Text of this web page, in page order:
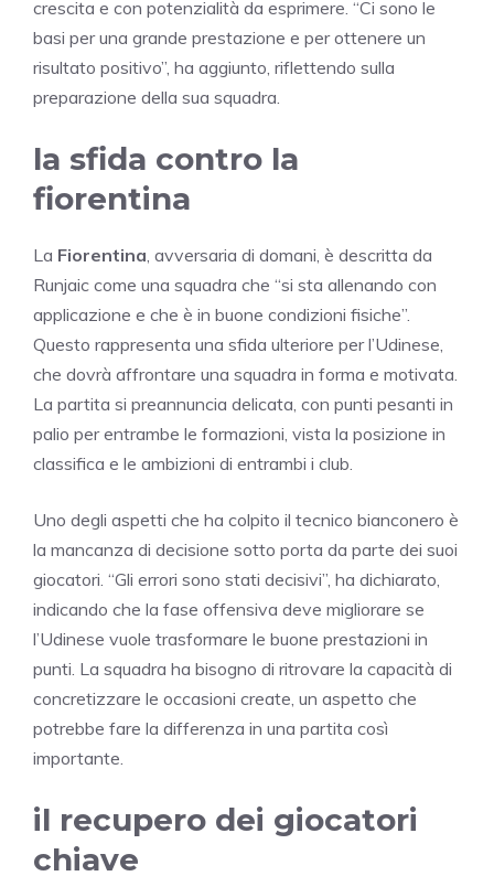
crescita e con potenzialità da esprimere. “Ci sono le
basi per una grande prestazione e per ottenere un
risultato positivo”, ha aggiunto, riflettendo sulla
preparazione della sua squadra.
la sfida contro la
fiorentina
La Fiorentina , avversaria di domani, è descritta da
Runjaic come una squadra che “si sta allenando con
applicazione e che è in buone condizioni fisiche”.
Questo rappresenta una sfida ulteriore per l’Udinese,
che dovrà affrontare una squadra in forma e motivata.
La partita si preannuncia delicata, con punti pesanti in
palio per entrambe le formazioni, vista la posizione in
classifica e le ambizioni di entrambi i club.
Uno degli aspetti che ha colpito il tecnico bianconero è
la mancanza di decisione sotto porta da parte dei suoi
giocatori. “Gli errori sono stati decisivi”, ha dichiarato,
indicando che la fase offensiva deve migliorare se
l’Udinese vuole trasformare le buone prestazioni in
punti. La squadra ha bisogno di ritrovare la capacità di
concretizzare le occasioni create, un aspetto che
potrebbe fare la differenza in una partita così
importante.
il recupero dei giocatori
chiave